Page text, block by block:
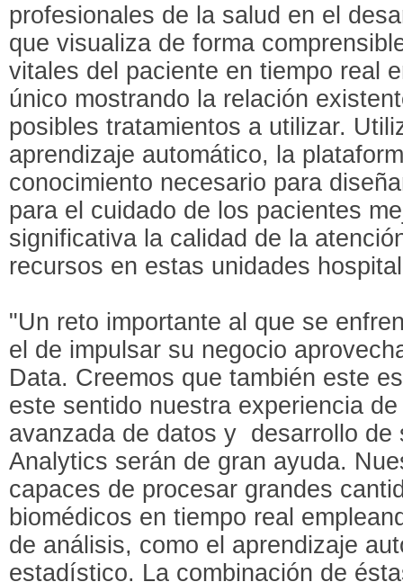
profesionales de la salud en el
que visualiza de forma
vitales del paciente en tiempo real
único mostrando la relación
posibles tratamientos a utilizar.
aprendizaje automático, la
conocimiento necesario para
para el cuidado de los pacientes
significativa la calidad de la
recursos en estas unidades
"Un reto importante al que se
el de impulsar su negocio
Data. Creemos que también este
este sentido nuestra experiencia
avanzada de datos y desarrollo de
Analytics serán de gran ayuda.
capaces de procesar grandes
biomédicos en tiempo real
de análisis, como el aprendizaje
estadístico. La combinación de